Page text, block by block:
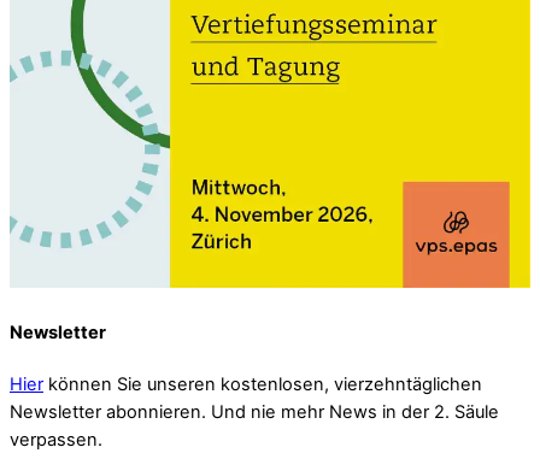
Newsletter
Hier können Sie unseren kostenlosen, vierzehntäglichen
Newsletter abonnieren. Und nie mehr News in der 2. Säule
verpassen.